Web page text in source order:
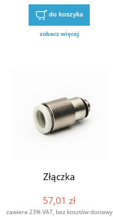
do koszyka
zobacz więcej
Złączka
57,01 zł
zawiera 23% VAT, bez kosztów dostawy